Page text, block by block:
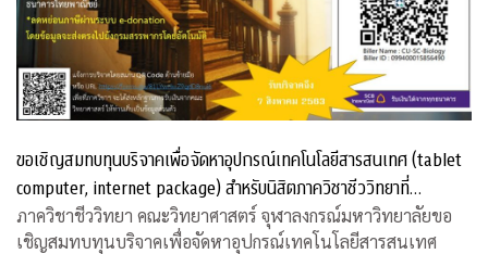
ขอเชิญสมทบทุนบริจาคเพื่อจัดหาอุปกรณ์เทคโนโลยีสารสนเทศ (tablet
computer, internet package) สำหรับนิสิตภาควิชาชีววิทยาที่
ขาดแคลน
ภาควิชาชีววิทยา คณะวิทยาศาสตร์ จุฬาลงกรณ์มหาวิทยาลัยขอ
เชิญสมทบทุนบริจาคเพื่อจัดหาอุปกรณ์เทคโนโลยีสารสนเทศ